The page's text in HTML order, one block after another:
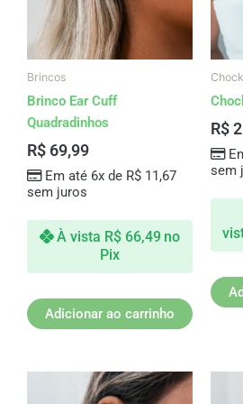
Brincos
Brinco Ear Cuff
Quadradinhos
R$ 69,99
Em até 6x de R$11,67
sem juros
À vista R$66,49 no
Pix
Adicionar ao carrinho
R$
sem